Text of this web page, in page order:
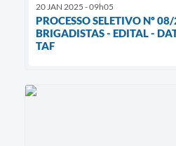
20 JAN 2025 - 09h05
PROCESSO SELETIVO Nº
BRIGADISTAS - EDITAL -
TAF